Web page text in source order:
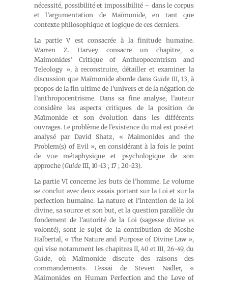
nécessité, possibilité et impossibilité – dans le corpus
et l’argumentation de Maïmonide, en tant que
contexte philosophique et logique de ces derniers.
La partie V est consacrée à la finitude humaine.
Warren Z. Harvey consacre un chapitre, «
Maimonides’ Critique of Anthropocentrism and
Teleology », à reconstruire, détailler et examiner la
discussion que Maïmonide aborde dans GuideIII, 13, à
propos de la fin ultime de l’univers et de la négation de
l’anthropocentrisme. Dans sa fine analyse, l’auteur
considère les aspects critiques de la position de
Maïmonide et son évolution dans les différents
ouvrages. Le problème de l’existence du mal est posé et
analysé par David Shatz, « Maimonides and the
Problem(s) of Evil », en considérant à la fois le point
de vue métaphysique et psychologique de son
approche (Guide III, 10-13 ; 17 ; 20-23).
La partie VI concerne les buts de l’homme. Le volume
se conclut avec deux essais portant sur la Loi et sur la
perfection humaine. La nature et l’intention de la loi
divine, sa source et son but, et la question parallèle du
fondement de l’autorité de la Loi (sagesse divine vs
volonté), sont le sujet de la contribution de Moshe
Halbertal, « The Nature and Purpose of Divine Law »,
qui vise notamment les chapitres II, 40 et III, 26-49, du
Guide, où Maïmonide discute des raisons des
commandements. L’essai de Steven Nadler, «
Maimonides on Human Perfection and the Love of